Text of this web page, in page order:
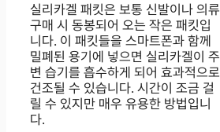
실리카겔 패킷은 보통 신발이나 의류
구매 시 동봉되어 오는 작은 패킷입
니다. 이 패킷들을 스마트폰과 함께
밀폐된 용기에 넣으면 실리카겔이 주
변 습기를 흡수하게 되어 효과적으로
건조될 수 있습니다. 시간이 조금 걸
릴 수 있지만 매우 유용한 방법입니
다.